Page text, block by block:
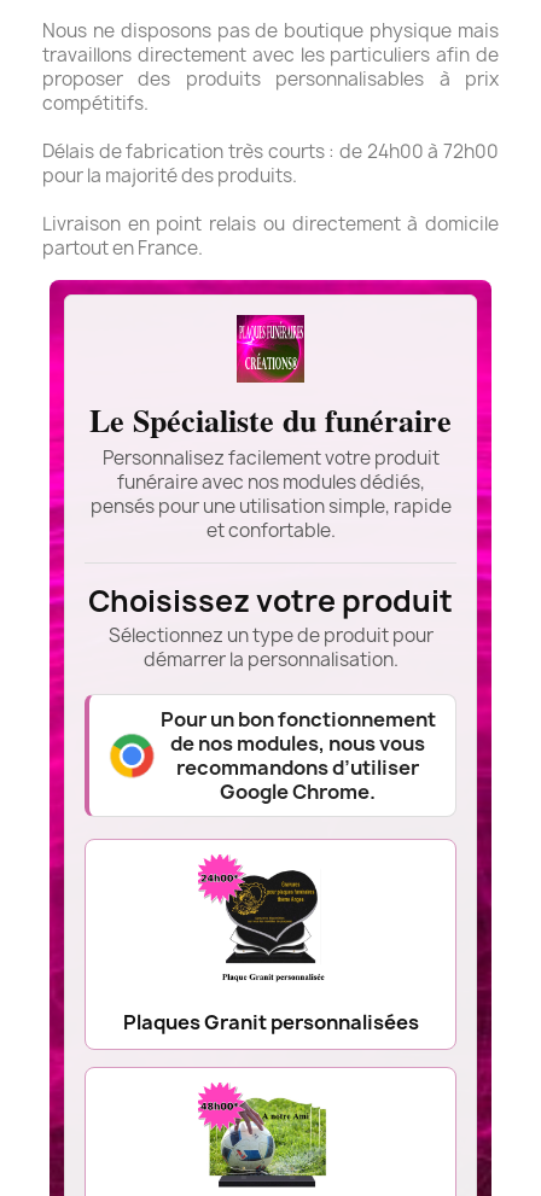
Nous ne disposons pas de boutique physique mais
travaillons directement avec les particuliers afin de
proposer des produits personnalisables à prix
compétitifs.
Délais de fabrication très courts : de 24h00 à 72h00
pour la majorité des produits.
Livraison en point relais ou directement à domicile
partout en France.
Le Spécialiste du funéraire
Personnalisez facilement votre produit
funéraire avec nos modules dédiés,
pensés pour une utilisation simple, rapide
et confortable.
Choisissez votre produit
Sélectionnez un type de produit pour
démarrer la personnalisation.
Pour un bon fonctionnement
de nos modules, nous vous
recommandons d’utiliser
Google Chrome.
Plaques Granit personnalisées